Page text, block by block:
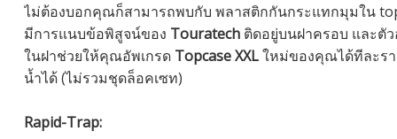
ไม่ต้องบอกคุณก็สามารถพบกับ พลาสติกกันกระแทกมุมใน
มีการแนบข้อพิสูจน์ของ Touratechติดอยู่บนฝาครอบ และตัว
ในฝาช่วยให้คุณอัพเกรด Topcase XXLใหม่ของคุณได้ทีละรา
น้ำได้ (ไม่รวมชุดล็อคเซท)
Rapid-Trap: